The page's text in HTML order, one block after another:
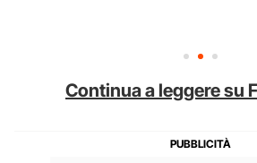
Continua a leggere su